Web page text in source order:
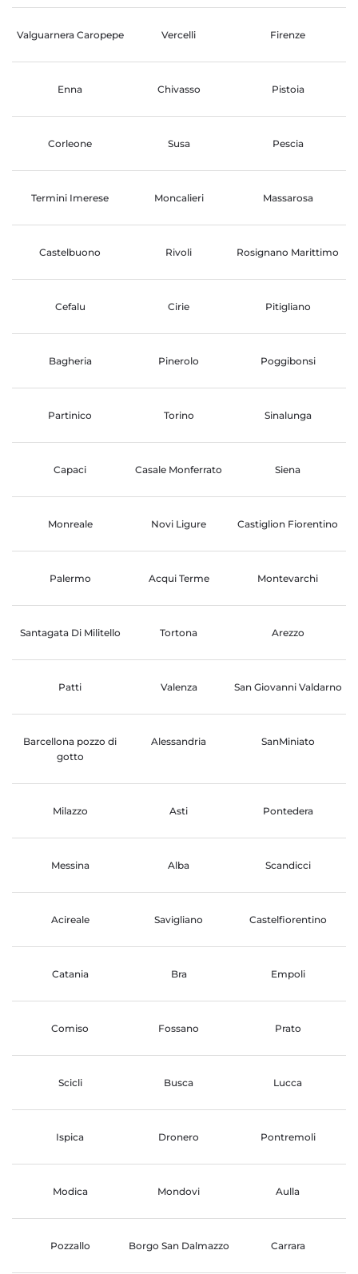
Valguarnera Caropepe Vercelli Firenze
Enna Chivasso Pistoia
Corleone Susa Pescia
Termini Imerese Moncalieri Massarosa
Castelbuono Rivoli Rosignano Marittimo
Cefalu Cirie Pitigliano
Bagheria Pinerolo Poggibonsi
Partinico Torino Sinalunga
Capaci Casale Monferrato Siena
Monreale Novi Ligure Castiglion Fiorentino
Palermo Acqui Terme Montevarchi
Santagata Di Militello Tortona Arezzo
Patti Valenza San Giovanni Valdarno
Barcellona pozzo di
gotto
Alessandria SanMiniato
Milazzo Asti Pontedera
Messina Alba Scandicci
Acireale Savigliano Castelfiorentino
Catania Bra Empoli
Comiso Fossano Prato
Scicli Busca Lucca
Ispica Dronero Pontremoli
Modica Mondovi Aulla
Pozzallo Borgo San Dalmazzo Carrara